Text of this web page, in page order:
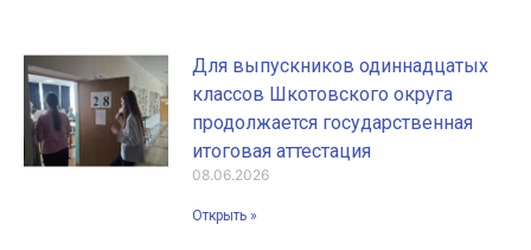
Для выпускников одиннадцатых
классов Шкотовского округа
продолжается государственная
итоговая аттестация
08.06.2026
Открыть »